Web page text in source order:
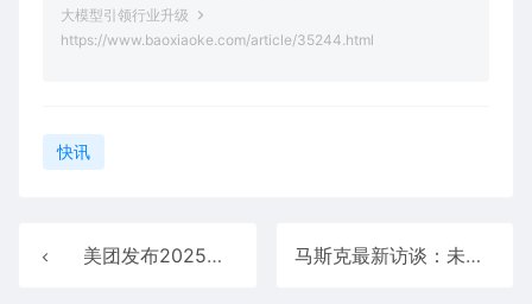
大模型引领行业升级
https://www.baoxiaoke.com/article/35244.html
快讯
美团发布2025年Q3财报：季度营收955亿元 年交易用户数破8亿 马斯克最新访谈：未来15年内 人类不再为钱而工作！